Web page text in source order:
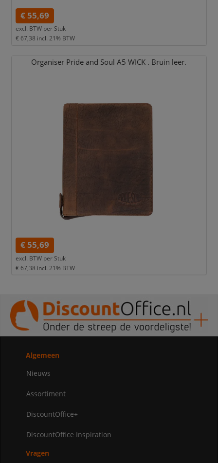
€ 55,69
excl. BTW per Stuk
€ 67,38 incl. 21% BTW
Organiser Pride and Soul A5 WICK . Bruin leer.
€ 55,69
excl. BTW per Stuk
€ 67,38 incl. 21% BTW
Algemeen
Nieuws
Assortiment
DiscountOffice+
DiscountOffice Inspiration
Vragen